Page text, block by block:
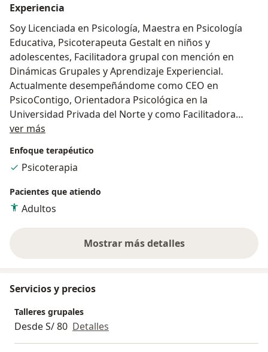
Experiencia
Soy Licenciada en Psicología, Maestra en Psicología
Educativa, Psicoterapeuta Gestalt en niños y
adolescentes, Facilitadora grupal con mención en
Dinámicas Grupales y Aprendizaje Experiencial.
Actualmente desempeñándome como CEO en
PsicoContigo, Orientadora Psicológica en la
Universidad Privada del Norte y como Facilitadora
Grupal en el Centro Fly - Trujillo. Soy una profesional
al crecimiento constante.
ver más
Enfoque terapéutico
Psicoterapia
Pacientes que atiendo
Adultos
Mostrar más detalles
sobre la experiencia
Servicios y precios
Talleres grupales
Desde S/ 80 Detalles